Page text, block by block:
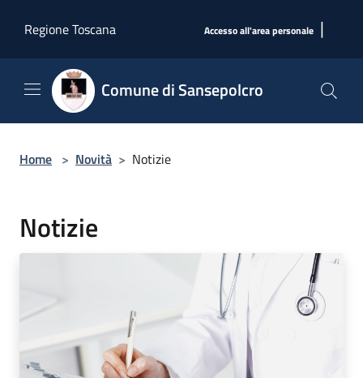
Regione Toscana
Accesso all'area personale |
Comune di Sansepolcro
Home > Novità > Notizie
Notizie